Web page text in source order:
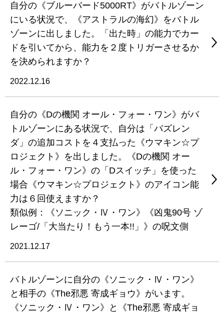
自分の《ブルーバード5000RT》がバトルゾーン
にいる状況で、《アストラルの海幻》をバトル
ゾーンに出しました。「出た時」の能力でカー
ドを引いてから、能力を２度トリガーさせるか
を決められますか？
2022.12.16
自分の《Dの機関 オール・フォー・ワン》がバ
トルゾーンにある状況で、自分は「バズレン
ダ」の追加コストを４支払った《ウマキン☆プ
ロジェクト》を出しました。《Dの機関 オー
ル・フォー・ワン》の「Dスイッチ」を使った
場合《ウマキン☆プロジェクト》のアイコン能
力は６回使えますか？
類似例：《ソニック・Ⅳ・ワン》《凶鬼90号 ゾ
レーゴ/「大当たり！もう一本!!」》の呪文側
2021.12.17
バトルゾーンに自分の《ソニック・Ⅳ・ワン》
と相手の《The邪悪 寄成ギョウ》がいます。
《ソニック・Ⅳ・ワン》と《The邪悪 寄成ギョ